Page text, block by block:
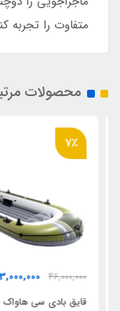
متفاوت را تجربه
محصولات
7٪
46,000,000
43,000,000